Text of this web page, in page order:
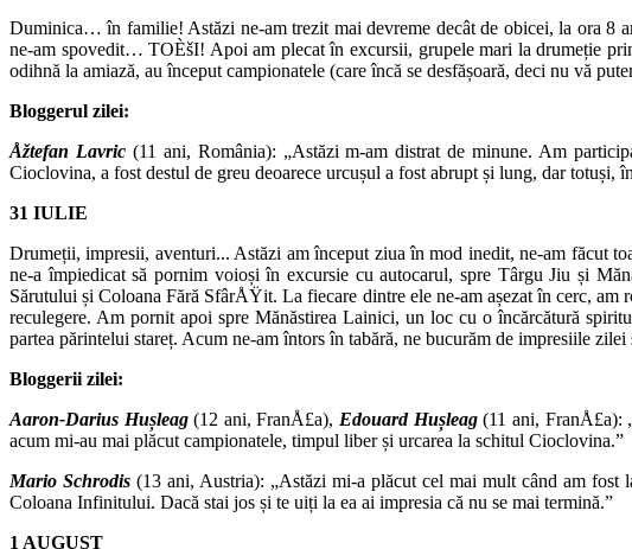
Duminica… în familie! Astăzi ne-am trezit mai devreme decât de obicei, la ora 8
ne-am spovedit… TOÈšI! Apoi am plecat în excursii, grupele mari la drumeție
odihnă la amiază, au început campionatele (care încă se desfășoară, deci nu vă
Bloggerul zilei:
Åžtefan Lavric (11 ani, România): „Astăzi m-am distrat de minune. Am
Cioclovina, a fost destul de greu deoarece urcușul a fost abrupt și lung, dar totuși,
31 IULIE
Drumeții, impresii, aventuri... Astăzi am început ziua în mod inedit, ne-am făcut
ne-a împiedicat să pornim voioși în excursie cu autocarul, spre Târgu Jiu și
Sărutului și Coloana Fără SfârÅŸit. La fiecare dintre ele ne-am așezat în cerc,
reculegere. Am pornit apoi spre Mănăstirea Lainici, un loc cu o încărcătură
partea părintelui stareț. Acum ne-am întors în tabără, ne bucurăm de impresiile zilei
Bloggerii zilei:
Aaron-Darius Hușleag(12 ani, FranÅ£a),Edouard Hușleag(11 ani, FranÅ£a):
acum mi-au mai plăcut campionatele, timpul liber și urcarea la schitul Cioclovina.”
Mario Schrodis(13 ani, Austria): „Astăzi mi-a plăcut cel mai mult când am fost
Coloana Infinitului. Dacă stai jos și te uiți la ea ai impresia că nu se mai termină.”
1 AUGUST